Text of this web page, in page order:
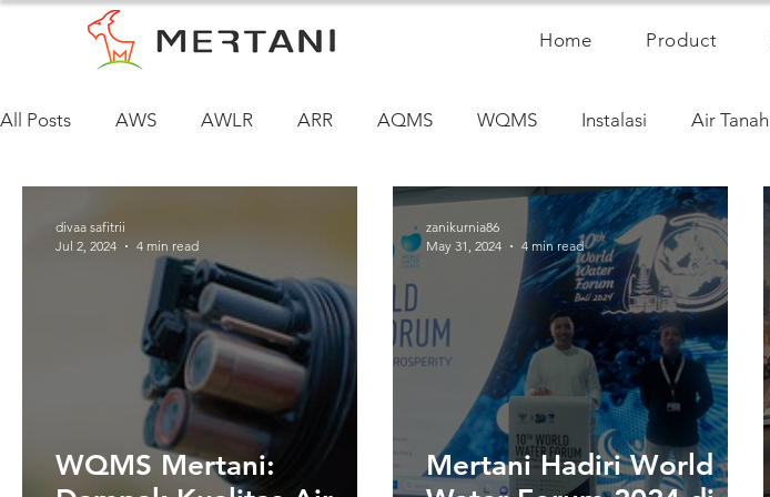
Home Product
All Posts AWS AWLR ARR AQMS WQMS Instalasi Air Tanah
WQMS Mertani:
divaa safitrii
Jul 2, 2024
4 min read
Mertani Hadiri World
zanikurnia86
May 31, 2024
4 min read